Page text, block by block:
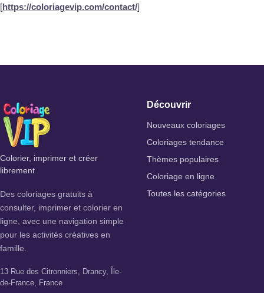
[https://coloriagevip.com/contact/]
Colorier, imprimer et créer
librement
Des coloriages gratuits à
consulter, imprimer et colorier en
ligne, avec une navigation simple
pour les activités créatives en
famille.
13 Rue des Citronniers, Drancy, Île-
de-France, France
Découvrir
Nouveaux coloriages
Coloriages tendance
Thèmes populaires
Coloriage en ligne
Toutes les catégories